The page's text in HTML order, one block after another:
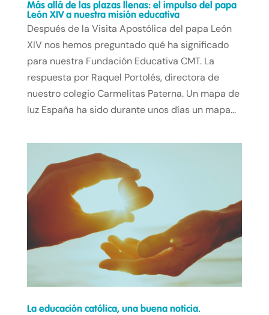
Más allá de las plazas llenas: el impulso del papa
León XIV a nuestra misión educativa
Después de la Visita Apostólica del papa León
XIV nos hemos preguntado qué ha significado
para nuestra Fundación Educativa CMT. La
respuesta por Raquel Portolés, directora de
nuestro colegio Carmelitas Paterna. Un mapa de
luz España ha sido durante unos días un mapa...
La educación católica, una buena noticia.